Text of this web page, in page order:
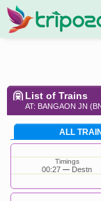
List of Trains
AT: BANGAON JN
ALL
Timings
00:27 Destn